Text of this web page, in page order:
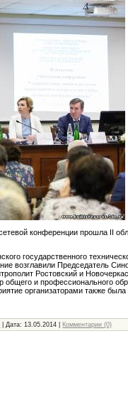
конференции прошла II
государственного
возглавили Председатель
Ростовский и
общего и профессионального
организаторами также
| Дата:13.05.2014 Комментарии (0)